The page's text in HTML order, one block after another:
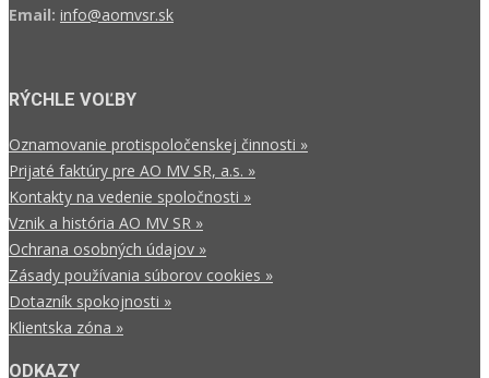
Email: info@aomvsr.sk
RÝCHLE VOĽBY
Oznamovanie protispoločenskej činnosti »
Prijaté faktúry pre AO MV SR, a.s. »
Kontakty na vedenie spoločnosti »
Vznik a história AO MV SR »
Ochrana osobných údajov »
Zásady používania súborov cookies »
Dotazník spokojnosti »
Klientska zóna »
ODKAZY